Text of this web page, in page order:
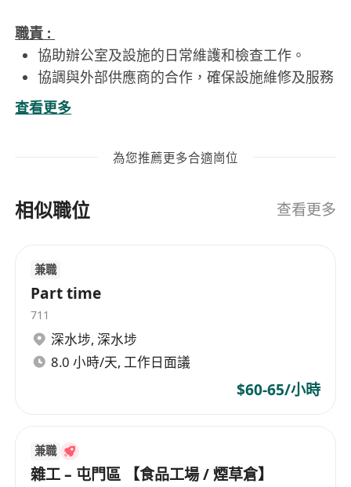
職責 :
協助辦公室及設施的日常維護和檢查工作。
協調與外部供應商的合作，確保設施維修及服務
按時完成。
負責設施相關的物資管理。
協助處理緊急情況或突發設施問題。
要求:
決能力。
工作細心負責，具備良好的溝通能力和團隊合作
精神。
*請提供個人簡歷
查看更多
為您推薦更多合適崗位
相似職位 查看更多
兼職
Part time
711
深水埗, 深水埗
8.0 小時/天, 工作日面議
$60-65/小時
兼職
雜工 – 屯門區 【食品工場 / 煙草倉】